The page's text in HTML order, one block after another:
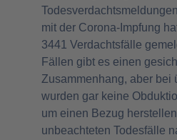
mit der Corona-Impfung
3441 Verdachtsfälle
Fällen gibt es einen
Zusammenhang, aber bei
wurden gar keine
um einen Bezug
unbeachteten Todesfälle